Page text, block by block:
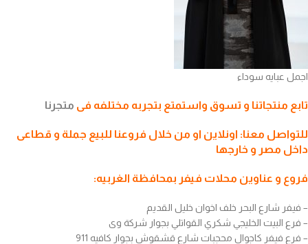
اجمل عبايه سوداء
تابع منتجاتنا و تسوق واستمتع بتجربه مختلفه فى متجرنا
للتواصل معنا: اونلاين او من خلال فروعنا للبيع جملة و قطاعى
داخل مصر و خارجها
فروع و عناوين محلات فيفر بمحافظة الغربيه:
– فيفر شارع البحر خلف اخوان خليل القديم
– فرع البيت الخليجي شكري القواتلي بجوار شركة وى
– فرع فيفر كاجوال محجبات شارع قشقوش بجوار كافيه 911